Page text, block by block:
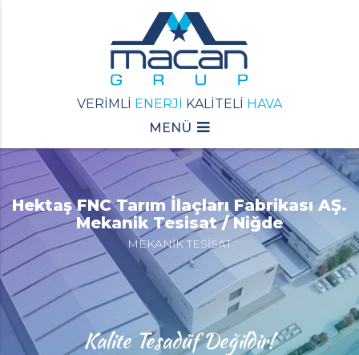
VERİMLİ ENERJİ KALİTELİ HAVA
MENÜ
Hektaş FNC Tarım İlaçları Fabrikası AŞ.
Mekanik Tesisat / Niğde
MEKANİK TESİSAT
Kalite Tesadüf Değildir!